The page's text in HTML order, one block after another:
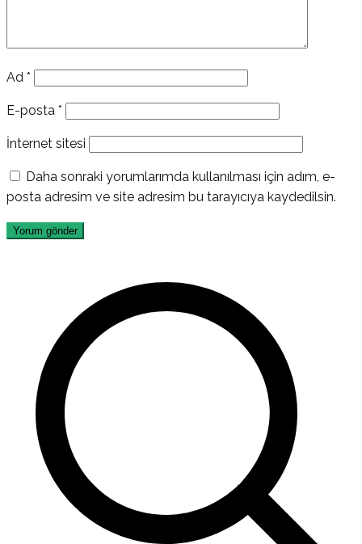
Ad *
E-posta *
İnternet sitesi
Daha sonraki yorumlarımda kullanılması için adım, e-
posta adresim ve site adresim bu tarayıcıya kaydedilsin.